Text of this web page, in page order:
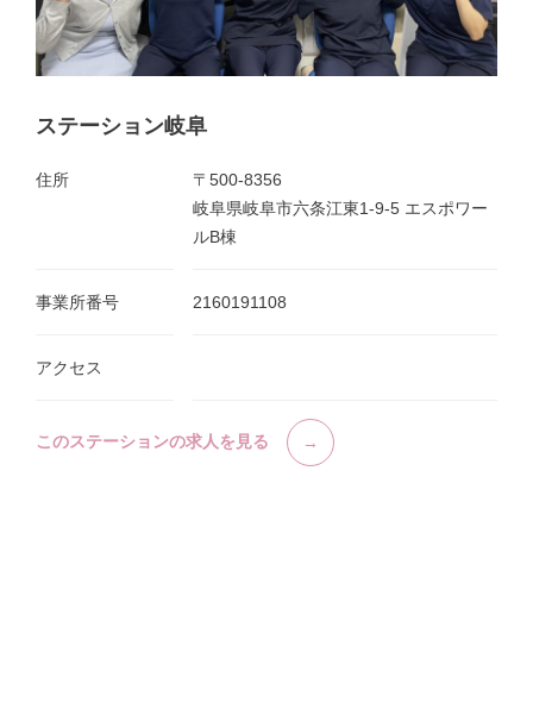
ステーション岐阜
住所
〒500-8356
岐阜県岐阜市六条江東1-9-5 エスポワー
ルB棟
事業所番号 2160191108
アクセス
このステーションの求人を見る